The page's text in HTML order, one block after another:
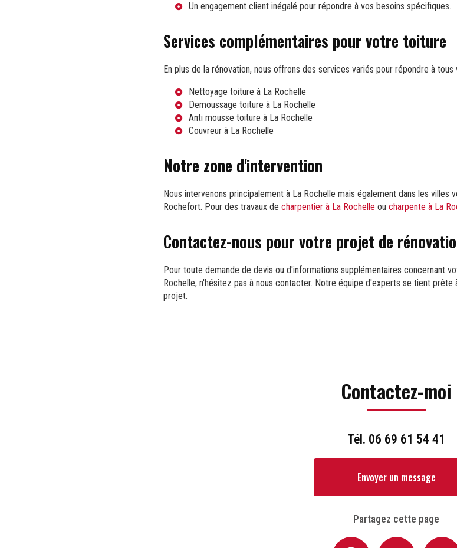
Un engagement client inégalé pour répondre à vos besoins spécifiques.
Services complémentaires pour votre toiture
En plus de la rénovation, nous offrons des services variés pour répondre à
Nettoyage toiture à La Rochelle
Demoussage toiture à La Rochelle
Anti mousse toiture à La Rochelle
Couvreur à La Rochelle
Notre zone d'intervention
Nous intervenons principalement à La Rochelle mais également dans les villes
Rochefort. Pour des travaux de charpentier à La Rochelle ou charpente à La
Contactez-nous pour votre projet de
Pour toute demande de devis ou d'informations supplémentaires concernant
Rochelle, n'hésitez pas à nous contacter. Notre équipe d'experts se tient
projet.
Contactez-moi
Tél. 06 69 61 54 41
Envoyer un message
Partagez cette page
Facebook